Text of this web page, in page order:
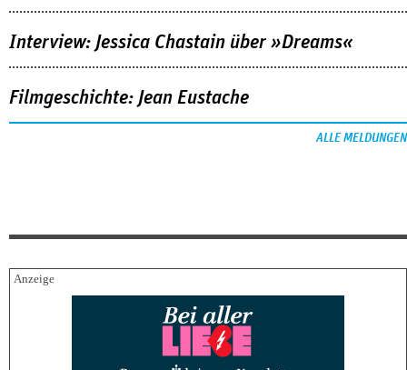
Interview: Jessica Chastain über »Dreams«
Filmgeschichte: Jean Eustache
ALLE MELDUNGEN